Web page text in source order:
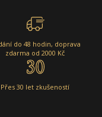
do 48 hodin, doprava
zdarma od 2000 Kč
Přes 30 let zkušeností